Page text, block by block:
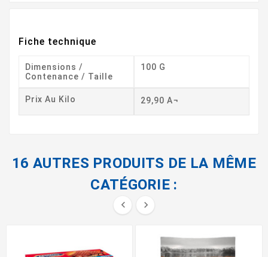
Fiche technique
Dimensions /
Contenance / Taille
100 G
Prix Au Kilo 29,90 A¬
16 AUTRES PRODUITS DE LA MÊME
CATÉGORIE :
 